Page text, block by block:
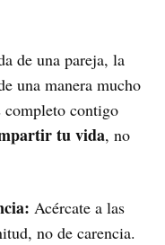
de una pareja, la
una manera mucho
completo contigo
tu vida, no
Acércate a las
no de carencia.